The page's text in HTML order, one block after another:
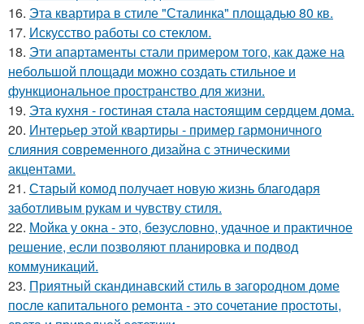
16. Эта квартира в стиле "Сталинка" площадью 80 кв.
17. Искусство работы со стеклом.
18. Эти апартаменты стали примером того, как даже на
небольшой площади можно создать стильное и
функциональное пространство для жизни.
19. Эта кухня - гостиная стала настоящим сердцем дома.
20. Интерьер этой квартиры - пример гармоничного
слияния современного дизайна с этническими
акцентами.
21. Старый комод получает новую жизнь благодаря
заботливым рукам и чувству стиля.
22. Мойка у окна - это, безусловно, удачное и практичное
решение, если позволяют планировка и подвод
коммуникаций.
23. Приятный скандинавский стиль в загородном доме
после капитального ремонта - это сочетание простоты,